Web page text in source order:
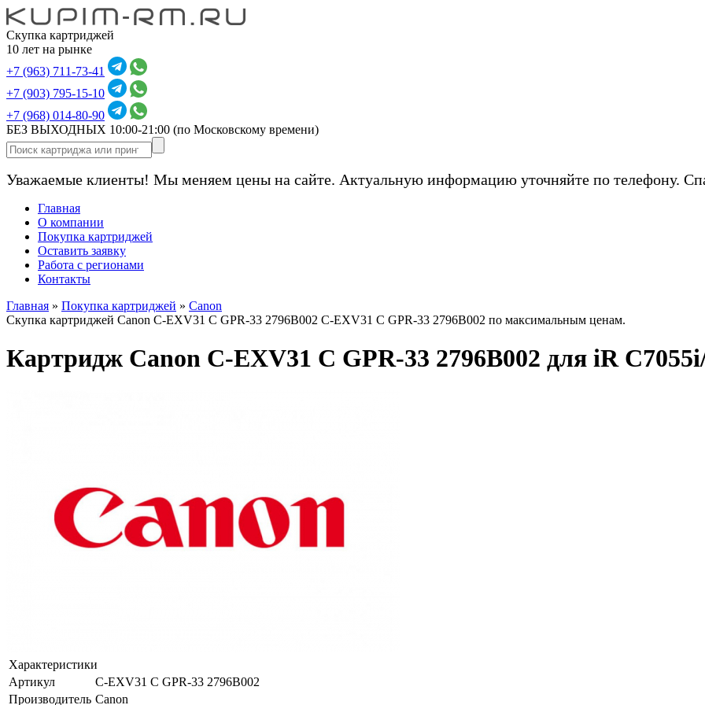
Скупка картриджей
10 лет на рынке
+7 (963) 711-73-41
+7 (903) 795-15-10
+7 (968) 014-80-90
БЕЗ ВЫХОДНЫХ 10:00-21:00 (по Московскому времени)
Уважаемые клиенты! Мы меняем цены на сайте. Актуальную информацию уточняйте по телефону.
Главная
О компании
Покупка картриджей
Оставить заявку
Работа с регионами
Контакты
Главная » Покупка картриджей » Canon
Скупка картриджей Canon C-EXV31 C GPR-33 2796B002 C-EXV31 C GPR-33 2796B002 по максимальным ценам.
Картридж Canon C-EXV31 C GPR-33 2796B002 для iR
Характеристики
Артикул
C-EXV31 C GPR-33 2796B002
Производитель Canon